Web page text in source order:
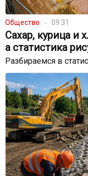
Общество 09:31
Сахар, курица и
а статистика
Разбираемся в